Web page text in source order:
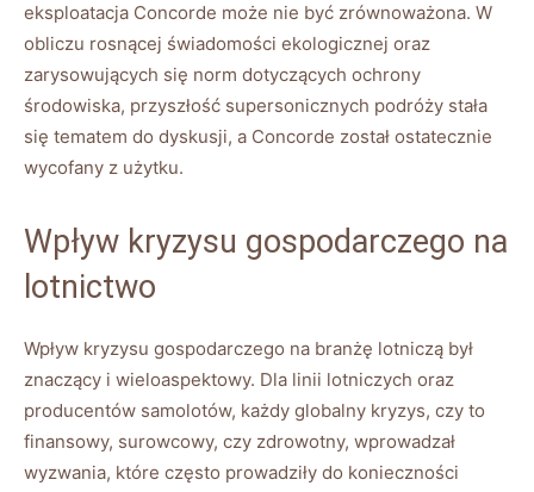
eksploatacja Concorde może nie być zrównoważona. ​W​
obliczu rosnącej świadomości ekologicznej oraz
‌zarysowujących ⁣się norm dotyczących ochrony
środowiska,⁣ przyszłość supersonicznych ⁣podróży stała
się⁢ tematem⁣ do dyskusji, a Concorde‌ został ostatecznie
wycofany z użytku.
Wpływ kryzysu ‌gospodarczego na
lotnictwo
Wpływ kryzysu gospodarczego ​na branżę lotniczą ⁣był
⁢znaczący i wieloaspektowy. ​Dla linii lotniczych oraz
producentów ⁣samolotów, ‌każdy globalny kryzys, czy to
finansowy, surowcowy, czy zdrowotny, wprowadzał
wyzwania, które często prowadziły do konieczności ​